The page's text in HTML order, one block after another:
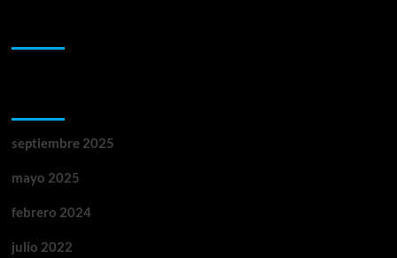
septiembre 2025
mayo 2025
febrero 2024
julio 2022